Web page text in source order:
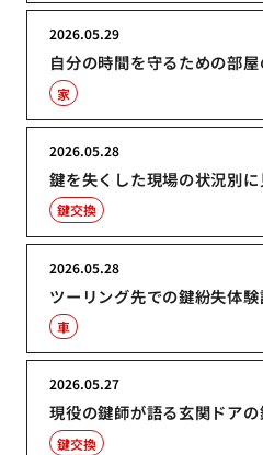
自分の時間を守るための部
2026.05.29
家
鍵を失くした現場の状況別
2026.05.28
鍵交換
ツーリング先での鍵紛失体験
2026.05.28
車
現役の鍵師が語る玄関ドア
2026.05.27
鍵交換